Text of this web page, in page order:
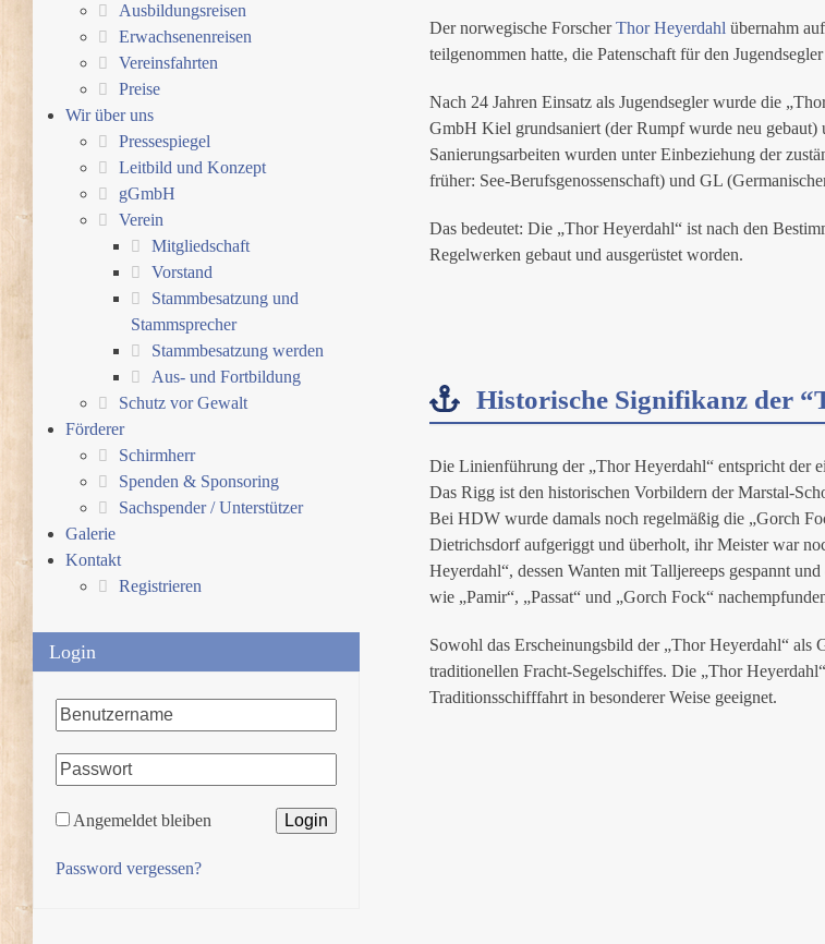
Der norwegische ForscherThor Heyerdahl übernahm
teilgenommen hatte, die Patenschaft für den
Nach 24 Jahren Einsatz als Jugendsegler wurde die
GmbH Kiel grundsaniert (der Rumpf wurde neu
Sanierungsarbeiten wurden unter Einbeziehung der
früher: See-Berufsgenossenschaft) und GL
Das bedeutet: Die „Thor Heyerdahl“ ist nach den
Regelwerken gebaut und ausgerüstet worden.
Historische Signifikanz der
Die Linienführung der „Thor Heyerdahl“ entspricht der
Das Rigg ist den historischen Vorbildern der Marstal-
Bei HDW wurde damals noch regelmäßig die „Gorch
Dietrichsdorf aufgeriggt und überholt, ihr Meister war
Heyerdahl“, dessen Wanten mit Talljereeps gespannt
wie „Pamir“, „Passat“ und „Gorch Fock“
Sowohl das Erscheinungsbild der „Thor Heyerdahl“ als
traditionellen Fracht-Segelschiffes. Die „Thor
Traditionsschifffahrt in besonderer Weise geeignet.
Ausbildungsreisen
Erwachsenenreisen
Vereinsfahrten
Preise
Wir über uns
Pressespiegel
Leitbild und Konzept
gGmbH
Verein
Mitgliedschaft
Vorstand
Stammbesatzung und
Stammsprecher
Stammbesatzung werden
Aus- und Fortbildung
Schutz vor Gewalt
Förderer
Schirmherr
Spenden & Sponsoring
Sachspender / Unterstützer
Galerie
Kontakt
Registrieren
Login
Angemeldet bleiben
Password vergessen?